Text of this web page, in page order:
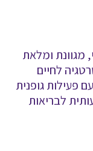
מגוונת ומלאת
לחיים
פעילות גופנית
לבריאות